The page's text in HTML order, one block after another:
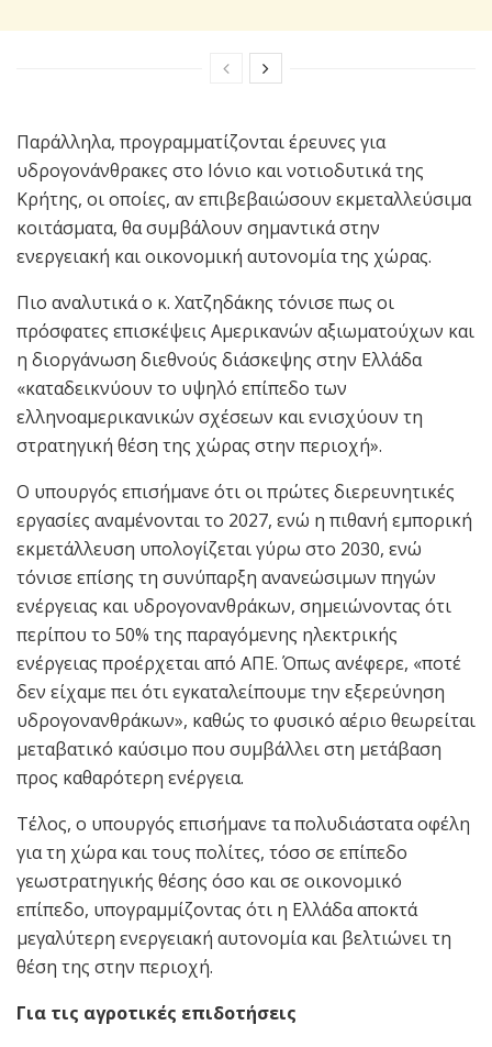
Παράλληλα, προγραμματίζονται έρευνες για
υδρογονάνθρακες στο Ιόνιο και νοτιοδυτικά της
Κρήτης, οι οποίες, αν επιβεβαιώσουν εκμεταλλεύσιμα
κοιτάσματα, θα συμβάλουν σημαντικά στην
ενεργειακή και οικονομική αυτονομία της χώρας.
Πιο αναλυτικά ο κ. Χατζηδάκης τόνισε πως οι
πρόσφατες επισκέψεις Αμερικανών αξιωματούχων και
η διοργάνωση διεθνούς διάσκεψης στην Ελλάδα
«καταδεικνύουν το υψηλό επίπεδο των
ελληνοαμερικανικών σχέσεων και ενισχύουν τη
στρατηγική θέση της χώρας στην περιοχή».
Ο υπουργός επισήμανε ότι οι πρώτες διερευνητικές
εργασίες αναμένονται το 2027, ενώ η πιθανή εμπορική
εκμετάλλευση υπολογίζεται γύρω στο 2030, ενώ
τόνισε επίσης τη συνύπαρξη ανανεώσιμων πηγών
ενέργειας και υδρογονανθράκων, σημειώνοντας ότι
περίπου το 50% της παραγόμενης ηλεκτρικής
ενέργειας προέρχεται από ΑΠΕ. Όπως ανέφερε, «ποτέ
δεν είχαμε πει ότι εγκαταλείπουμε την εξερεύνηση
υδρογονανθράκων», καθώς το φυσικό αέριο θεωρείται
μεταβατικό καύσιμο που συμβάλλει στη μετάβαση
προς καθαρότερη ενέργεια.
Τέλος, ο υπουργός επισήμανε τα πολυδιάστατα οφέλη
για τη χώρα και τους πολίτες, τόσο σε επίπεδο
γεωστρατηγικής θέσης όσο και σε οικονομικό
επίπεδο, υπογραμμίζοντας ότι η Ελλάδα αποκτά
μεγαλύτερη ενεργειακή αυτονομία και βελτιώνει τη
θέση της στην περιοχή.
Για τις αγροτικές επιδοτήσεις